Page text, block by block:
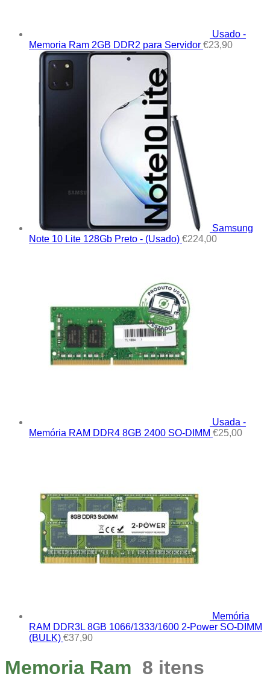
Usado -
Memoria Ram 2GB DDR2 para Servidor €23,90
Samsung
Note 10 Lite 128Gb Preto - (Usado) €224,00
Usada -
Memória RAM DDR4 8GB 2400 SO-DIMM €25,00
Memória
RAM DDR3L 8GB 1066/1333/1600 2-Power SO-DIMM
(BULK) €37,90
Memoria Ram 8 itens